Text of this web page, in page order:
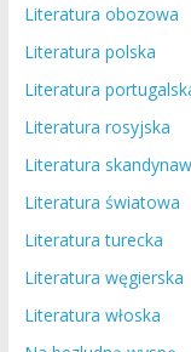
Literatura obozowa
Literatura polska
Literatura
Literatura rosyjska
Literatura
Literatura światowa
Literatura turecka
Literatura węgierska
Literatura włoska